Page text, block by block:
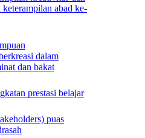
abad ke-
dalam
dan bakat
prestasi belajar
puas